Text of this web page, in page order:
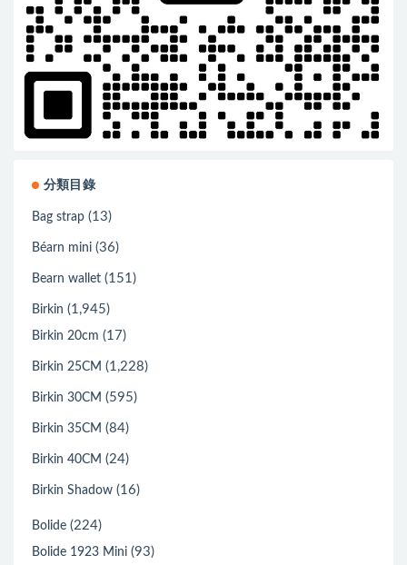
分類目錄
Bag strap (13)
Béarn mini (36)
Bearn wallet (151)
Birkin (1,945)
Birkin 20cm (17)
Birkin 25CM (1,228)
Birkin 30CM (595)
Birkin 35CM (84)
Birkin 40CM (24)
Birkin Shadow (16)
Bolide (224)
Bolide 1923 Mini (93)